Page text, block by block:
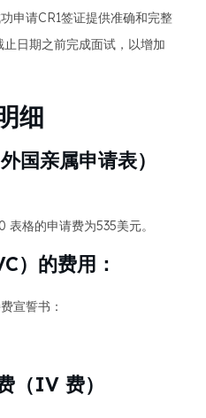
申请CR1签证提供准确和完整
日期之前完成面试，以增加
细
国亲属申请表）
格的申请费为535美元。
）的费用：
宣誓书：
（IV 费）